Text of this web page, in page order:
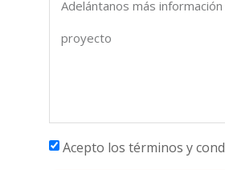
Acepto los términos y